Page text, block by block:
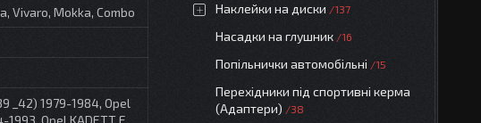
Vivaro, Mokka, Combo
_42) 1979-1984, Opel
1993, Opel KADETT E
Наклейки на диски 137
Насадки на глушник 16
Попільнички автомобільні 15
Перехідники під спортивні керма
(Адаптери)
38